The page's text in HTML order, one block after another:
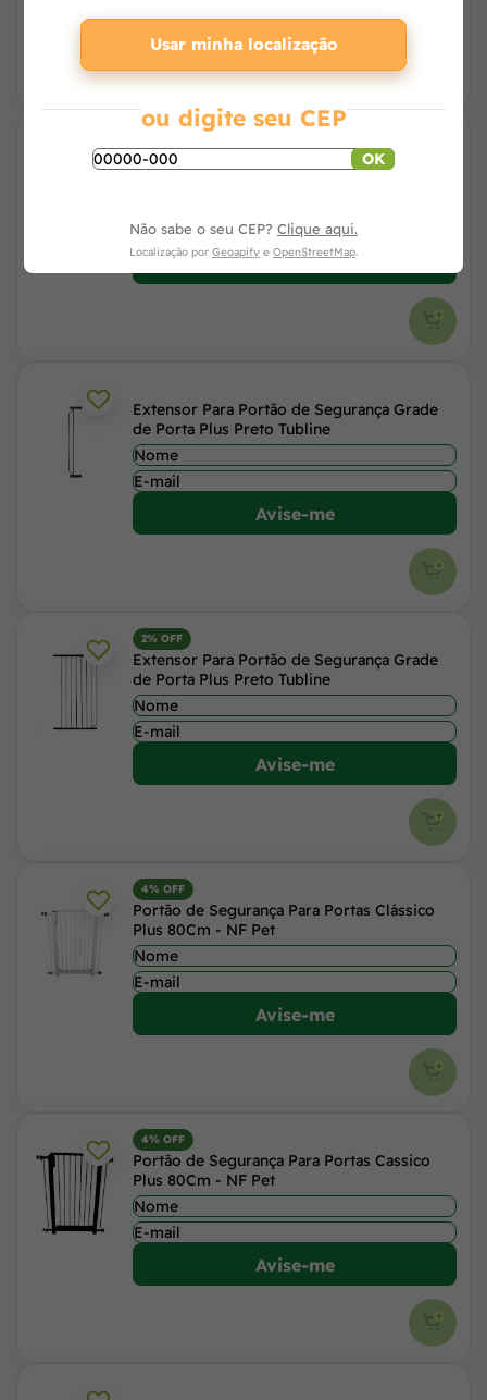
Extensor 20cm para Portão Clássico Preto -
Avise-me
Extensor Para Portão de Segurança Grade
de Porta Plus Preto Tubline
Avise-me
2% OFF
Extensor Para Portão de Segurança Grade
de Porta Plus Preto Tubline
Avise-me
4% OFF
Portão de Segurança Para Portas Clássico
Plus 80Cm - NF Pet
Avise-me
4% OFF
Portão de Segurança Para Portas Cassico
Plus 80Cm - NF Pet
Avise-me
Usar minha localização
ou digite seu CEP
OK
Não sabe o seu CEP? Clique aqui.
Localização por Geoapify e OpenStreetMap